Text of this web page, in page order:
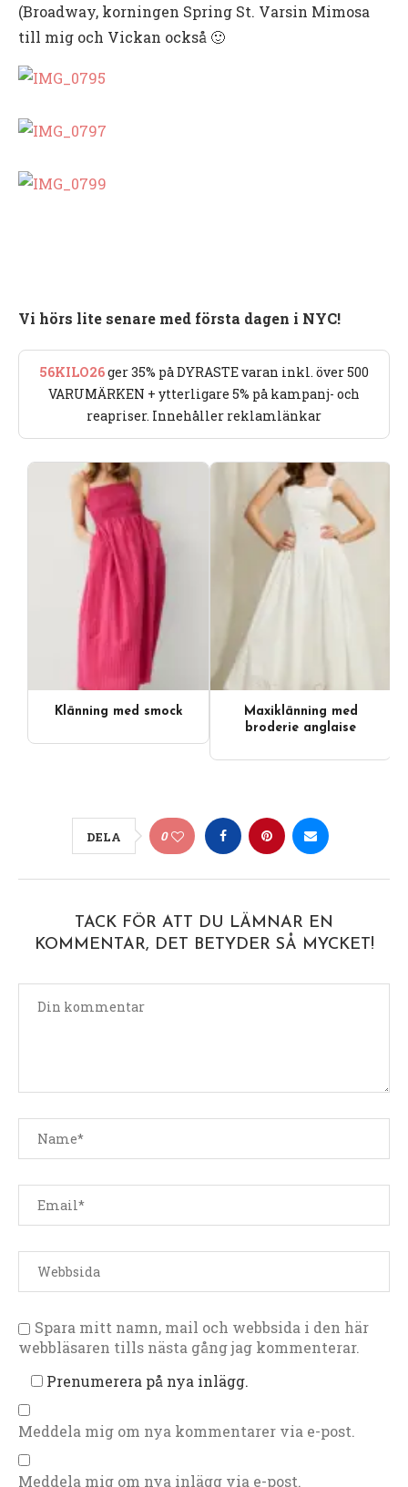
(Broadway, korningen Spring St. Varsin Mimosa
till mig och Vickan också 🙂
Vi hörs lite senare med första dagen i NYC!
56KILO26ger 35% på DYRASTE varan inkl. över 500
VARUMÄRKEN + ytterligare 5% på kampanj- och
reapriser. Innehåller reklamlänkar
Klänning med smock
Maxiklänning med
broderie anglaise
DELA 0
TACK FÖR ATT DU LÄMNAR EN
KOMMENTAR, DET BETYDER SÅ MYCKET!
Spara mitt namn, mail och webbsida i den här
webbläsaren tills nästa gång jag kommenterar.
Prenumerera på nya inlägg.
Meddela mig om nya kommentarer via e-post.
Meddela mig om nya inlägg via e-post.